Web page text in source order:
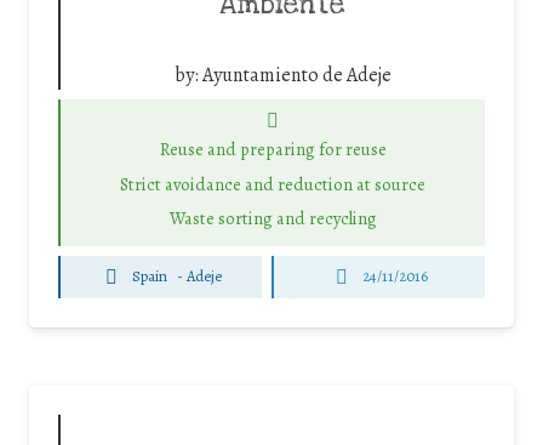
by:Ayuntamiento de Adeje
Reuse and preparing for reuse
Strict avoidance and reduction at source
Waste sorting and recycling
Spain -Adeje 24/11/2016